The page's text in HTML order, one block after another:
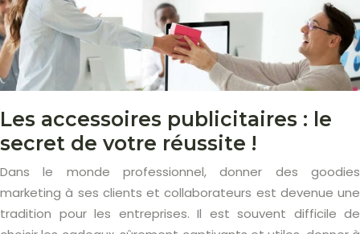
Les accessoires publicitaires : le
secret de votre réussite !
Dans le monde professionnel, donner des goodies
marketing à ses clients et collaborateurs est devenue une
tradition pour les entreprises. Il est souvent difficile de